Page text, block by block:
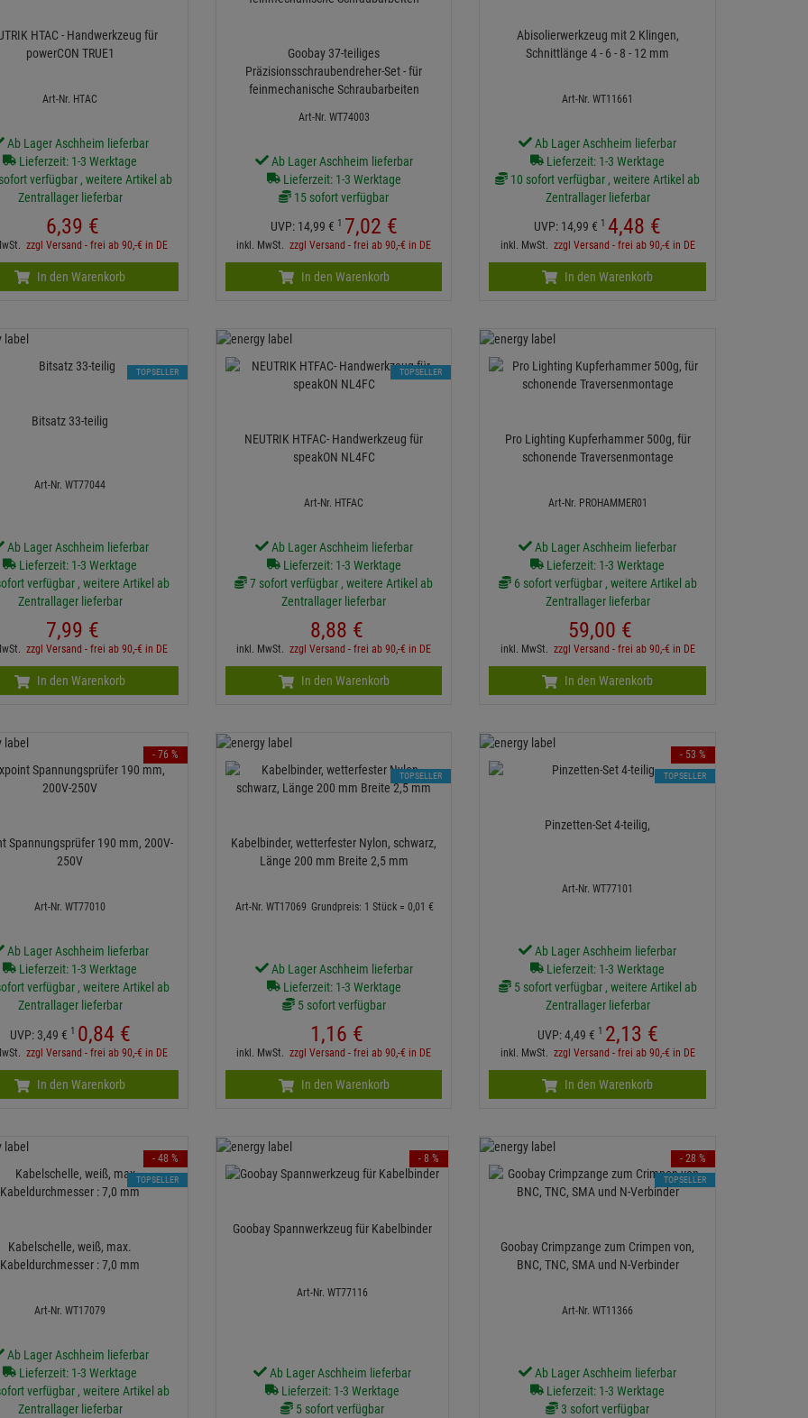
HTAC - Handwerkzeug für
powerCON TRUE1
Art-Nr. HTAC
Ab Lager Aschheim lieferbar
Lieferzeit: 1-3 Werktage
verfügbar , weitere Artikel ab
Zentrallager lieferbar
6,39 €
zzgl Versand - frei ab 90,-€ in DE
In den Warenkorb
Goobay 37-teiliges
Präzisionsschraubendreher-Set - für
feinmechanische Schraubarbeiten
Art-Nr. WT74003
Ab Lager Aschheim lieferbar
Lieferzeit: 1-3 Werktage
15 sofort verfügbar
UVP: 14,99 € 1 7,02 €
inkl. MwSt.zzgl Versand - frei ab 90,-€ in DE
In den Warenkorb
Abisolierwerkzeug mit 2 Klingen,
Schnittlänge 4 - 6 - 8 - 12 mm
Art-Nr. WT11661
Ab Lager Aschheim lieferbar
Lieferzeit: 1-3 Werktage
10 sofort verfügbar , weitere Artikel ab
Zentrallager lieferbar
UVP: 14,99 € 1 4,48 €
inkl. MwSt. zzgl Versand - frei ab 90,-€ in DE
In den Warenkorb
Bitsatz 33-teilig
Art-Nr. WT77044
Ab Lager Aschheim lieferbar
Lieferzeit: 1-3 Werktage
verfügbar , weitere Artikel ab
Zentrallager lieferbar
7,99 €
zzgl Versand - frei ab 90,-€ in DE
TOPSELLER
In den Warenkorb
NEUTRIK HTFAC- Handwerkzeug für
speakON NL4FC
Art-Nr. HTFAC
Ab Lager Aschheim lieferbar
Lieferzeit: 1-3 Werktage
7 sofort verfügbar , weitere Artikel ab
Zentrallager lieferbar
8,88 €
inkl. MwSt.zzgl Versand - frei ab 90,-€ in DE
TOPSELLER
In den Warenkorb
Pro Lighting Kupferhammer 500g, für
schonende Traversenmontage
Art-Nr. PROHAMMER01
Ab Lager Aschheim lieferbar
Lieferzeit: 1-3 Werktage
6 sofort verfügbar , weitere Artikel ab
Zentrallager lieferbar
59,00 €
inkl. MwSt. zzgl Versand - frei ab 90,-€ in DE
In den Warenkorb
Spannungsprüfer 190 mm, 200V-
250V
Art-Nr. WT77010
Ab Lager Aschheim lieferbar
Lieferzeit: 1-3 Werktage
verfügbar , weitere Artikel ab
Zentrallager lieferbar
UVP: 3,49 € 1 0,84 €
zzgl Versand - frei ab 90,-€ in DE
- 76 %
In den Warenkorb
Kabelbinder, wetterfester Nylon, schwarz,
Länge 200 mm Breite 2,5 mm
Art-Nr. WT17069 Grundpreis: 1 Stück =0,01 €
Ab Lager Aschheim lieferbar
Lieferzeit: 1-3 Werktage
5 sofort verfügbar
1,16 €
inkl. MwSt.zzgl Versand - frei ab 90,-€ in DE
TOPSELLER
In den Warenkorb
Pinzetten-Set 4-teilig,
Art-Nr. WT77101
Ab Lager Aschheim lieferbar
Lieferzeit: 1-3 Werktage
5 sofort verfügbar , weitere Artikel ab
Zentrallager lieferbar
UVP:4,49 € 1 2,13 €
inkl. MwSt. zzgl Versand - frei ab 90,-€ in DE
- 53 %
TOPSELLER
In den Warenkorb
Kabelschelle, weiß, max.
Kabeldurchmesser : 7,0 mm
Art-Nr. WT17079
Ab Lager Aschheim lieferbar
Lieferzeit: 1-3 Werktage
verfügbar , weitere Artikel ab
Zentrallager lieferbar
- 48 %
TOPSELLER
Goobay Spannwerkzeug für Kabelbinder
Art-Nr. WT77116
Ab Lager Aschheim lieferbar
Lieferzeit: 1-3 Werktage
5 sofort verfügbar
- 8 %
Goobay Crimpzange zum Crimpen von,
BNC, TNC, SMA und N-Verbinder
Art-Nr. WT11366
Ab Lager Aschheim lieferbar
Lieferzeit: 1-3 Werktage
3 sofort verfügbar
- 28 %
TOPSELLER